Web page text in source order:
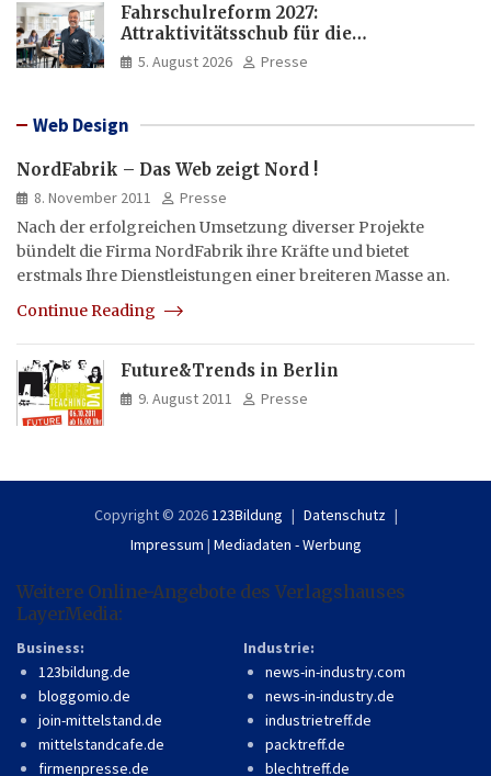
Fahrschulreform 2027:
Attraktivitätsschub für die
Fahrlehrerausbildung
5. August 2026 Presse
Web Design
NordFabrik – Das Web zeigt Nord !
8. November 2011
Presse
Nach der erfolgreichen Umsetzung diverser Projekte
bündelt die Firma NordFabrik ihre Kräfte und bietet
erstmals Ihre Dienstleistungen einer breiteren Masse an.
Continue Reading
Future&Trends in Berlin
9. August 2011 Presse
Copyright © 2026 123Bildung
Datenschutz
Impressum | Mediadaten - Werbung
Weitere Online-Angebote des Verlagshauses
LayerMedia:
Business:
123bildung.de
bloggomio.de
join-mittelstand.de
mittelstandcafe.de
firmenpresse.de
Industrie:
news-in-industry.com
news-in-industry.de
industrietreff.de
packtreff.de
blechtreff.de